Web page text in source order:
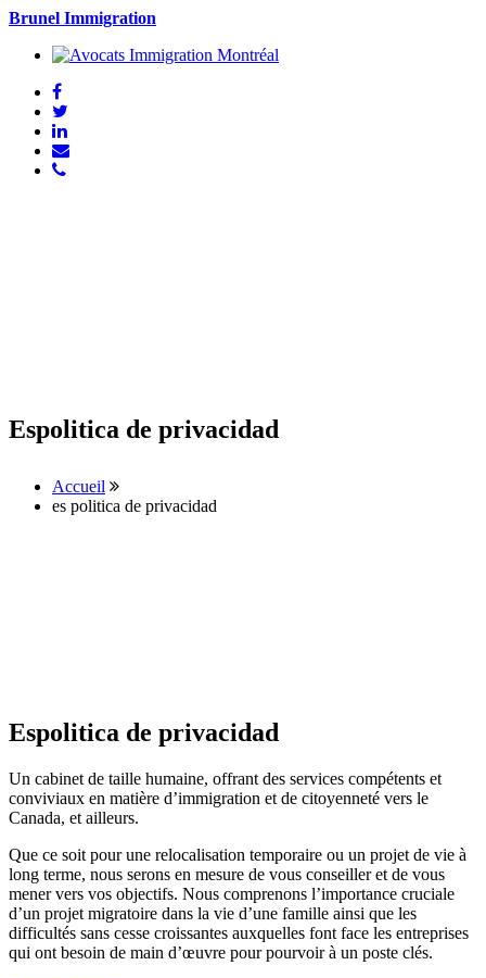
Brunel Immigration
Espolitica de privacidad
Accueil
es politica de privacidad
Espolitica de privacidad
Un cabinet de taille humaine, offrant des services compétents et
conviviaux en matière d’immigration et de citoyenneté vers le
Canada, et ailleurs.
Que ce soit pour une relocalisation temporaire ou un projet de vie à
long terme, nous serons en mesure de vous conseiller et de vous
mener vers vos objectifs. Nous comprenons l’importance cruciale
d’un projet migratoire dans la vie d’une famille ainsi que les
difficultés sans cesse croissantes auxquelles font face les entreprises
qui ont besoin de main d’œuvre pour pourvoir à un poste clés.